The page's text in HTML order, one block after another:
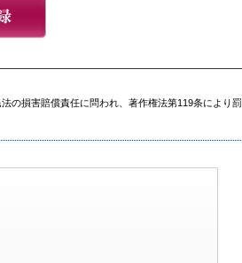
の損害賠償責任に問われ、著作権法第119条により罰